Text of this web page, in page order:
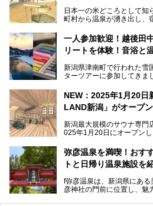
めに訪れたい、新潟県内に
めました。
日本一の米どころとして知
町村から温泉が湧き出し、
温泉が利用ができる宿泊施
サービスを提供する施設
観光やレジャーに温泉を組
します。
一人参加歓迎！越後田
リートを体験！音浴と
新潟県津南町で行われた雪
ターツアーに参加してきま
温泉ライターとして「温浴
「音浴」とは果たしてどん
なお、宿泊した温泉は日帰
泉 しなの荘」です。こち
提供元：一般社団法人 雪
NEW：2025年1月20日
LAND新潟」がオープン
新潟最大規模のサウナ専門
025年1月20日にオープンし
街に再び笑顔と賑わいを取
て地域活性化を目指します
サウナ室のテーマは「海
弥彦温泉を満喫！おす
トと日帰り温泉施設を
f弥彦温泉は、新潟県にあ
彦神社の門前に位置し、魅